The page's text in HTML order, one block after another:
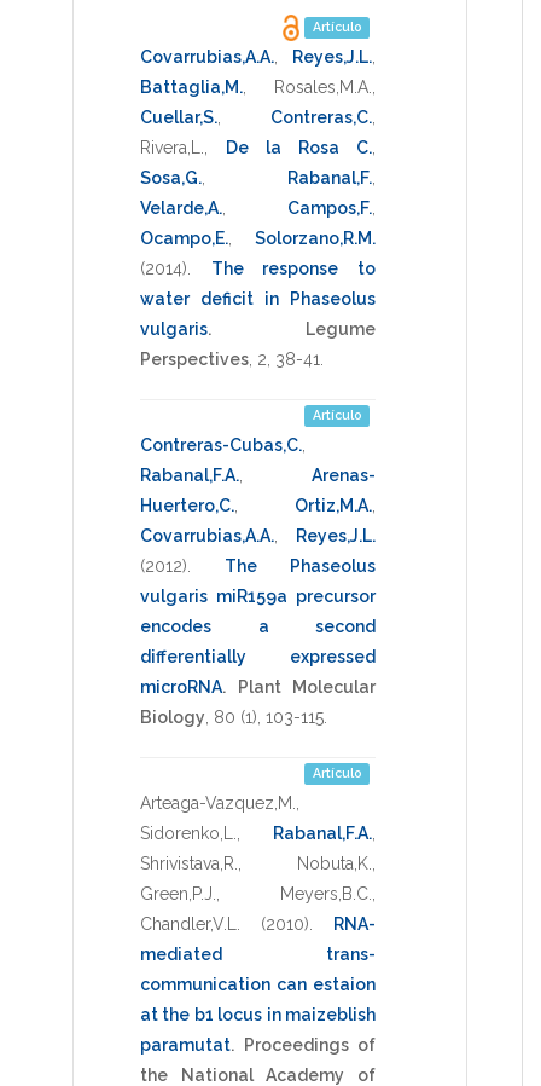
Artículo
Covarrubias,A.A. Reyes,J.L.
Battaglia,M.
Rosales,M.A.
Cuellar,S.
Contreras,C.
Rivera,L.
De la Rosa C.
Sosa,G.
Rabanal,F.
Velarde,A.
Campos,F.
Ocampo,E.
Solorzano,R.M.
(2014)
The response to
water deficit in Phaseolus
vulgaris.
Legume
Perspectives 2 38-41
Artículo
Contreras-Cubas,C.
Rabanal,F.A.
Arenas-
Huertero,C.
Ortiz,M.A.
Covarrubias,A.A.
Reyes,J.L.
(2012)
The Phaseolus
vulgaris miR159a precursor
encodes a second
differentially expressed
microRNA.
Plant Molecular
Biology 80 (1), 103-115
Artículo
Arteaga-Vazquez,M.
Sidorenko,L.
Rabanal,F.A.
Shrivistava,R.
Nobuta,K.
Green,P.J.
Meyers,B.C.
Chandler,V.L.
(2010)
RNA-
mediated trans-
communication can estaion
at the b1 locus in maizeblish
paramutat. Proceedings of
the National Academy of